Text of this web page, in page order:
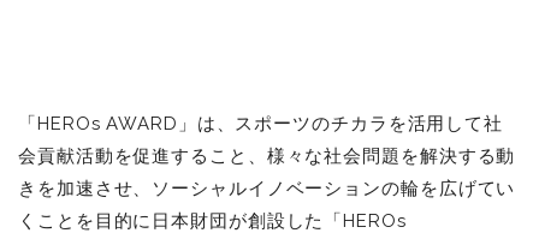
「HEROs AWARD」は、スポーツのチカラを活用して社
会貢献活動を促進すること、様々な社会問題を解決する動
きを加速させ、ソーシャルイノベーションの輪を広げてい
くことを目的に日本財団が創設した「HEROs